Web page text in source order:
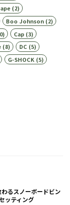
(2)
Boo Johnson(2)
Cap(3)
(8) DC (5)
G-SHOCK (5)
わるスノーボードビン
ッティング